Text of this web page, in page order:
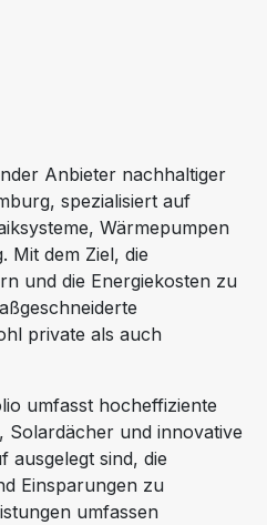
Anbieter nachhaltiger
spezialisiert auf
Wärmepumpen
Mit dem Ziel, die
und die Energiekosten zu
private als auch
umfasst hocheffiziente
Solardächer und innovative
ausgelegt sind, die
Einsparungen zu
umfassen